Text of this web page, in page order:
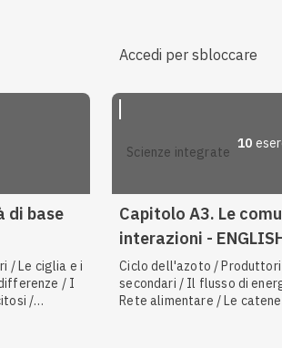
Accedi per sbloccare
di base
/ Le ciglia e i
/ I
/
scienze integrate
10
Capitolo A3. Le
interazioni -
Ciclo dell'azoto /
secondari / Il flusso di
Rete alimentare / Le